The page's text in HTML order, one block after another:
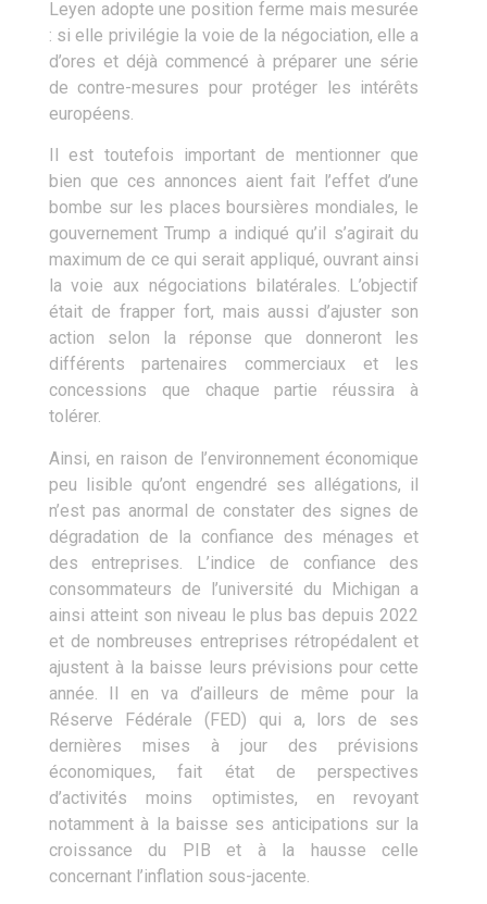
Leyen adopte une position ferme mais mesurée
: si elle privilégie la voie de la négociation, elle a
d’ores et déjà commencé à préparer une série
de contre-mesures pour protéger les intérêts
européens.
Il est toutefois important de mentionner que
bien que ces annonces aient fait l’effet d’une
bombe sur les places boursières mondiales, le
gouvernement Trump a indiqué qu’il s’agirait du
maximum de ce qui serait appliqué, ouvrant ainsi
la voie aux négociations bilatérales. L’objectif
était de frapper fort, mais aussi d’ajuster son
action selon la réponse que donneront les
différents partenaires commerciaux et les
concessions que chaque partie réussira à
tolérer.
Ainsi, en raison de l’environnement économique
peu lisible qu’ont engendré ses allégations, il
n’est pas anormal de constater des signes de
dégradation de la confiance des ménages et
des entreprises. L’indice de confiance des
consommateurs de l’université du Michigan a
ainsi atteint son niveau le plus bas depuis 2022
et de nombreuses entreprises rétropédalent et
ajustent à la baisse leurs prévisions pour cette
année. Il en va d’ailleurs de même pour la
Réserve Fédérale (FED) qui a, lors de ses
dernières mises à jour des prévisions
économiques, fait état de perspectives
d’activités moins optimistes, en revoyant
notamment à la baisse ses anticipations sur la
croissance du PIB et à la hausse celle
concernant l’inflation sous-jacente.